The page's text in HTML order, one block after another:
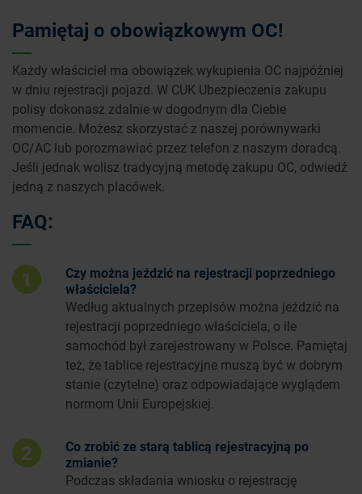
Pamiętaj o obowiązkowym OC!
Każdy właściciel ma obowiązek wykupienia OC najpóźniej
w dniu rejestracji pojazd. W CUK Ubezpieczenia zakupu
polisy dokonasz zdalnie w dogodnym dla Ciebie
momencie. Możesz skorzystać z naszej porównywarki
OC/AC lub porozmawiać przez telefon z naszym doradcą.
Jeśli jednak wolisz tradycyjną metodę zakupu OC, odwiedź
jedną z naszych placówek.
FAQ:
1
Czy można jeździć na rejestracji poprzedniego
właściciela?
Według aktualnych przepisów można jeździć na
rejestracji poprzedniego właściciela, o ile
samochód był zarejestrowany w Polsce. Pamiętaj
też, że tablice rejestracyjne muszą być w dobrym
stanie (czytelne) oraz odpowiadające wyglądem
normom Unii Europejskiej.
2
Co zrobić ze starą tablicą rejestracyjną po
zmianie?
Podczas składania wniosku o rejestrację